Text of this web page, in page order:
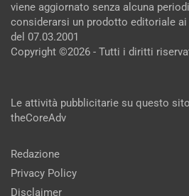
viene aggiornato senza alcuna
considerarsi un prodotto editoriale
del 07.03.2001
Copyright ©2026 - Tutti i diritti
Le attività pubblicitarie su questo
theCoreAdv
Redazione
Privacy Policy
Disclaimer